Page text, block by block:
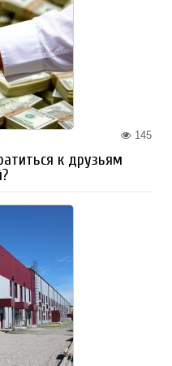
145
к друзьям